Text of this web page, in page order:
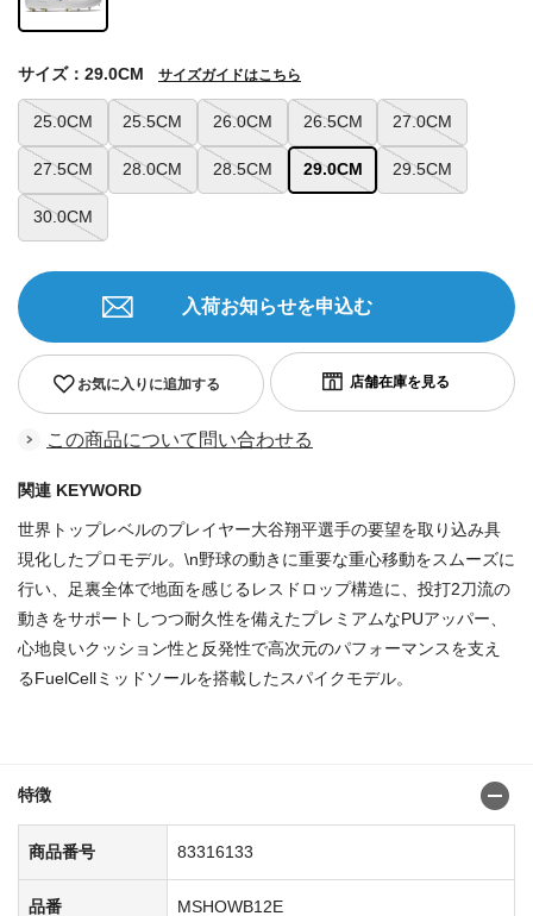
25.0CM 25.5CM 26.0CM 26.5CM 27.0CM
27.5CM 28.0CM 28.5CM 29.0CM 29.5CM
30.0CM
サイズ：29.0CM サイズガイドはこちら
お気に入りに追加する
入荷お知らせを申込む
この商品について問い合わせる
関連 KEYWORD
世界トップレベルのプレイヤー大谷翔平選手の要望を取り込み具
現化したプロモデル。\n野球の動きに重要な重心移動をスムーズに
行い、足裏全体で地面を感じるレスドロップ構造に、投打2刀流の
動きをサポートしつつ耐久性を備えたプレミアムなPUアッパー、
心地良いクッション性と反発性で高次元のパフォーマンスを支え
るFuelCellミッドソールを搭載したスパイクモデル。
特徴
商品番号 83316133
品番 MSHOWB12E